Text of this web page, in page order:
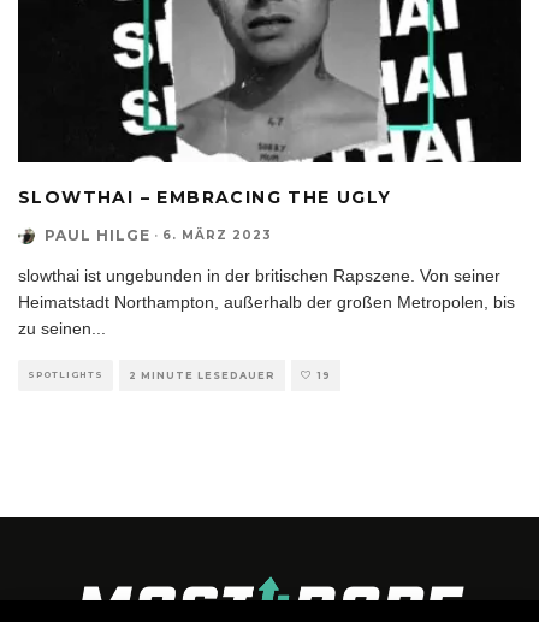
SLOWTHAI – EMBRACING THE UGLY
PAUL HILGE · 6. MÄRZ 2023
slowthai ist ungebunden in der britischen Rapszene. Von seiner
Heimatstadt Northampton, außerhalb der großen Metropolen, bis
zu seinen...
SPOTLIGHTS 2 MINUTE LESEDAUER 19